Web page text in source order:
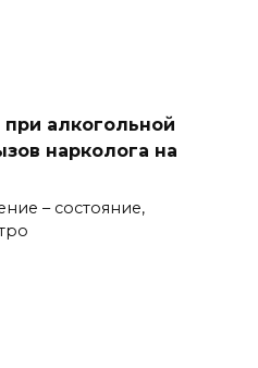
алкогольной
нарколога на
– состояние,